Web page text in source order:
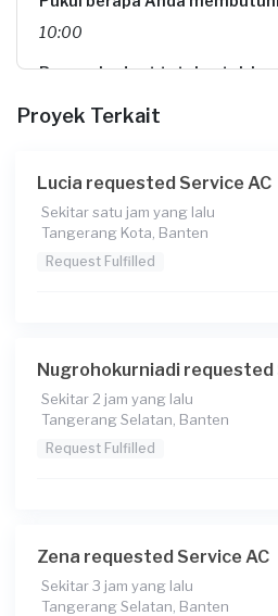
10:00
Berapa budget total untuk
Rp75.000 + Rp11.000 (biaya
Transaksi)
Proyek Terkait
Lucia requested Service AC
Sekitar satu jam yang lalu
Tangerang Kota, Banten
Request Fulfilled
Nugrohokurniadi requested
Sekitar 2 jam yang lalu
Tangerang Selatan, Banten
Request Fulfilled
Zena requested Service AC
Sekitar 3 jam yang lalu
Tangerang Selatan, Banten